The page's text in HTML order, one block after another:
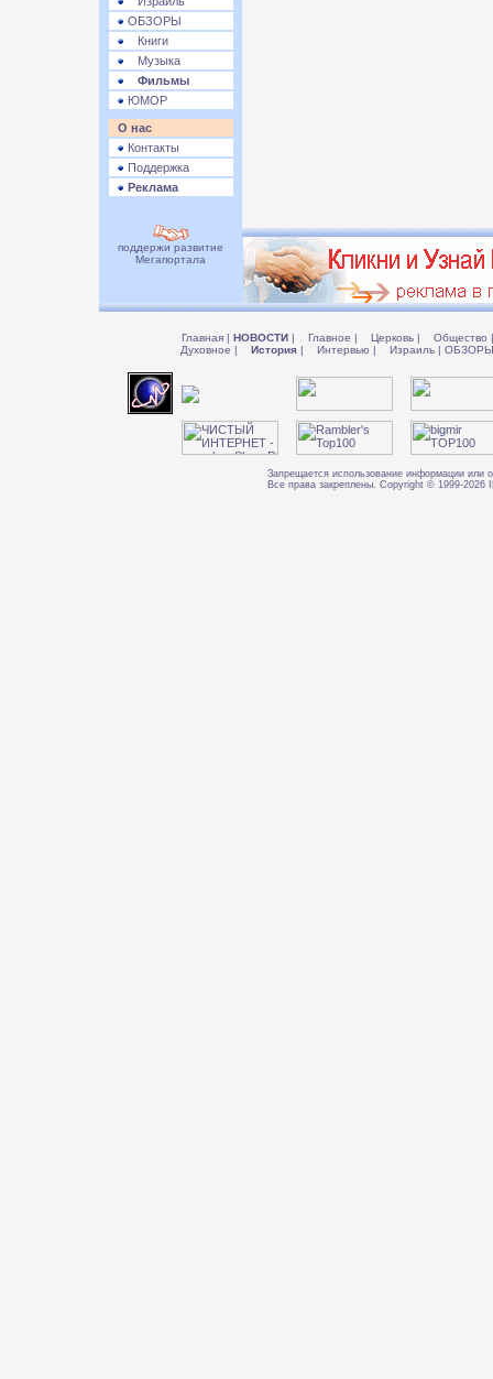
ОБЗОРЫ
Книги
Музыка
Фильмы
ЮМОР
О нас
Контакты
Поддержка
Реклама
поддержи развитие
Мегапортала
Главная | НОВОСТИ | Главное | Церковь | Общество |
Духовное | История | Интервью | Израиль |
Запрещается использование информации или
Все права закреплены. Copyright © 1999-